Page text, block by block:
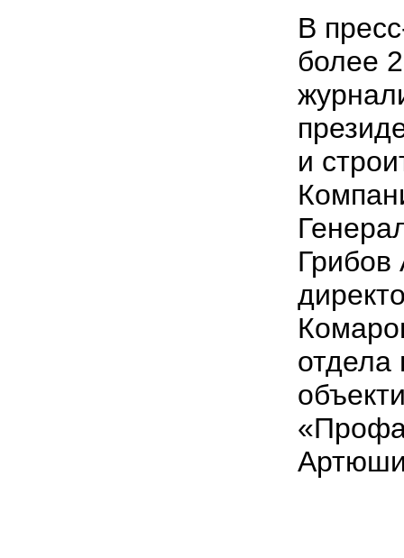
В
более
и
отдела